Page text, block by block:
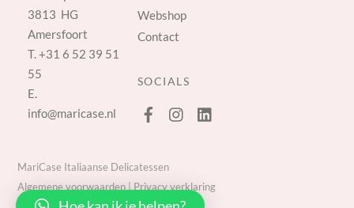
3813 HG
Amersfoort
T.+31 6 52 39 51
55
E.
info@maricase.nl
Webshop
Contact
SOCIALS
MariCase Italiaanse Delicatessen
Algemene voorwaarden
Privacy verklaring